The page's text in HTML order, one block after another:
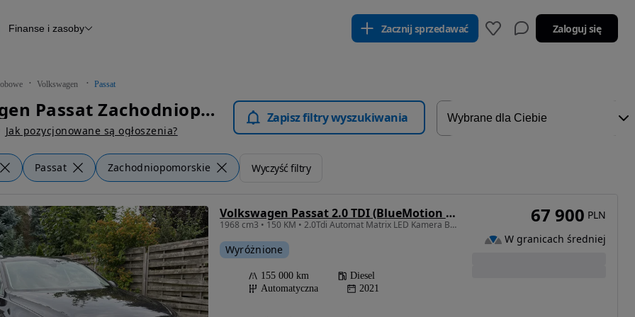
Raport z inspekcji
Otomoto News
Finanse i zasoby Zacznij sprzedawać Zaloguj się
Volkswagen Passat
Volkswagen Passat Zachodniopomorskie - Samochody Osobowe
Jak pozycjonowane są ogłoszenia?
Zapisz filtry wyszukiwania
Passat Zachodniopomorskie Wyczyść filtry
Volkswagen Passat 2.0 TDI (BlueMotion Technology) DSG Comfortline
1968 cm3 • 150 KM • 2.0Tdi Automat Matrix LED Kamera Bezwypadkowy Pełen Serwis
Wyróżnione
155 000 km
Diesel
Automatyczna
2021
67 900 PLN
W granicach średniej